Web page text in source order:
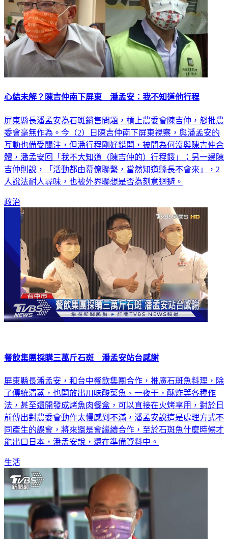
心結未解？陳吉仲南下屏東 潘孟安：我不知道他行程
屏東縣長潘孟安為石斑銷售問題，槓上農委會陳吉仲，怒批農
委會毫無作為。今（2）日陳吉仲南下屏東視察，與潘孟安的
互動也備受關注，但潘行程剛好錯開，被問為何沒與陳吉仲合
體，潘孟安回「我不大知道（陳吉仲的）行程餒」；另一邊陳
吉仲則說，「活動都由幕僚聯繫，當然知道縣長不會來」，2
人說法耐人尋味，也被外界聯想是否為刻意迴避。
政治
餐飲集團採購三萬斤石斑 潘孟安站台感謝
屏東縣長潘孟安，和台中餐飲集團合作，推廣石斑魚料理，除
了傳統清蒸，也開放出川味酸菜魚、一夜干，酥炸等各種作
法，甚至還開發成烤魚肉餐盒，可以直接在火烤享用，對於日
前傳出對農委會動作太慢感到不滿，潘孟安說這是處理方式不
同產生的誤會，將來還是會繼續合作，至於石斑魚什麼時候才
能出口日本，潘孟安說，還在準備資料中。
生活